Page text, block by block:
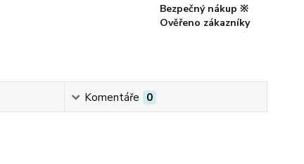
Bezpečný nákup ※
Ověřeno zákazníky
Komentáře 0